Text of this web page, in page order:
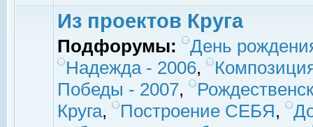
Из проектов Круга
Подфорумы:
День
Надежда - 2006,
Победы - 2007,
Круга, Построение СЕБЯ,